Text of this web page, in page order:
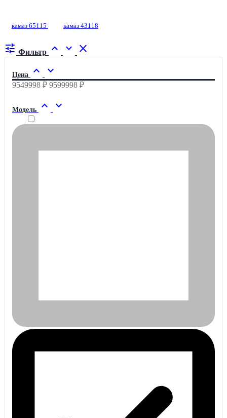
камаз 65115 камаз 43118
tune Фильтр expand_less expand_more close
Цена expand_less expand_more
9549998 ₽ 9599998 ₽
Модель expand_less expand_more